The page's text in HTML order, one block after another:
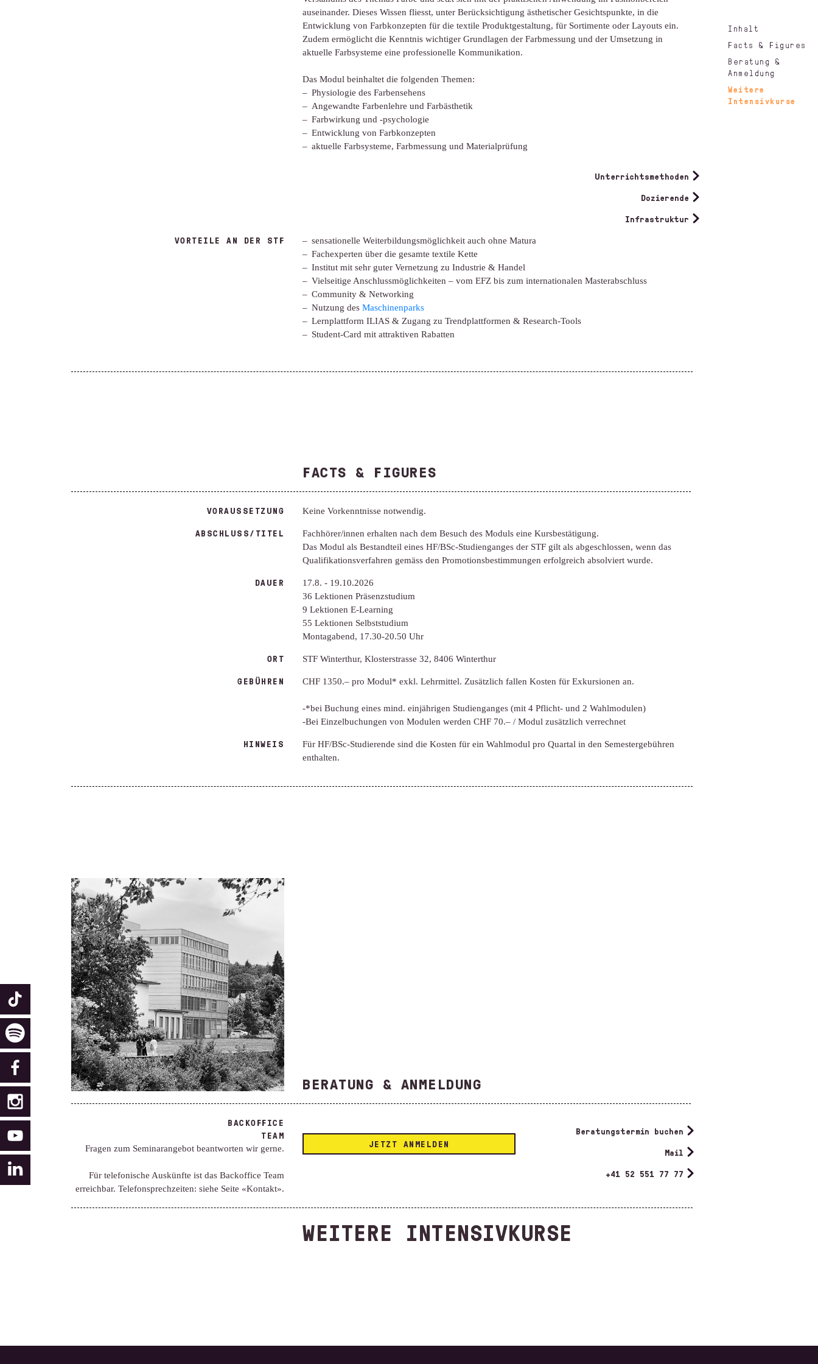
auseinander. Dieses Wissen fliesst, unter Berücksichtigung ästhetischer Gesichtspunkte, in die
Entwicklung von Farbkonzepten für die textile Produktgestaltung, für Sortimente oder Layouts ein.
Zudem ermöglicht die Kenntnis wichtiger Grundlagen der Farbmessung und der Umsetzung in
aktuelle Farbsysteme eine professionelle Kommunikation.
Das Modul beinhaltet die folgenden Themen:
Physiologie des Farbensehens
Angewandte Farbenlehre und Farbästhetik
Farbwirkung und -psychologie
Entwicklung von Farbkonzepten
aktuelle Farbsysteme, Farbmessung und Materialprüfung
Unterrichtsmethoden
Dozierende
Infrastruktur
VORTEILE AN DER STF
sensationelle Weiterbildungsmöglichkeit auch ohne Matura
Fachexperten über die gesamte textile Kette
Institut mit sehr guter Vernetzung zu Industrie & Handel
Vielseitige Anschlussmöglichkeiten – vom EFZ bis zum internationalen Masterabschluss
Community & Networking
Nutzung des Maschinenparks
Lernplattform ILIAS & Zugang zu Trendplattformen & Research-Tools
Student-Card mit attraktiven Rabatten
FACTS & FIGURES
VORAUSSETZUNG Keine Vorkenntnisse notwendig.
ABSCHLUSS/TITEL
Fachhörer/innen erhalten nach dem Besuch des Moduls eine Kursbestätigung.
Das Modul als Bestandteil eines HF/BSc-Studienganges der STF gilt als abgeschlossen, wenn das
Qualifikationsverfahren gemäss den Promotionsbestimmungen erfolgreich absolviert wurde.
DAUER
17.8. - 19.10.2026
36 Lektionen Präsenzstudium
9 Lektionen E-Learning
55 Lektionen Selbststudium
Montagabend, 17.30-20.50 Uhr
ORT STF Winterthur, Klosterstrasse 32, 8406 Winterthur
GEBÜHREN CHF 1350.– pro Modul* exkl. Lehrmittel. Zusätzlich fallen Kosten für Exkursionen an.
-*bei Buchung eines mind. einjährigen Studienganges (mit 4 Pflicht- und 2 Wahlmodulen)
-Bei Einzelbuchungen von Modulen werden CHF 70.– / Modul zusätzlich verrechnet
HINWEIS
Für HF/BSc-Studierende sind die Kosten für ein Wahlmodul pro Quartal in den Semestergebühren
enthalten.
BERATUNG & ANMELDUNG
BACKOFFICE
TEAM
Fragen zum Seminarangebot beantworten wir gerne.
Für telefonische Auskünfte ist das Backoffice Team
erreichbar. Telefonsprechzeiten: siehe Seite «Kontakt».
JETZT ANMELDEN
Beratungstermin buchen
Mail
+41 52 551 77 77
WEITERE INTENSIVKURSE
Inhalt
Facts & Figures
Beratung &
Anmeldung
Weitere
Intensivkurse